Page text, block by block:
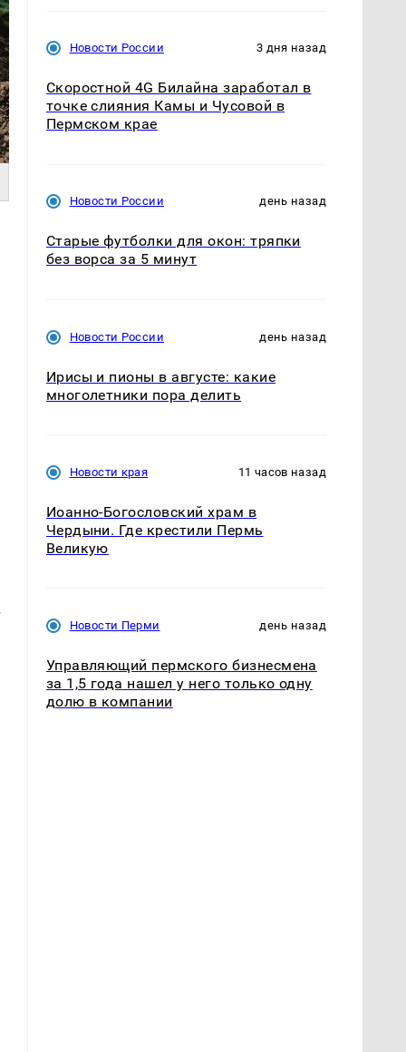
Новости России 3 дня назад
Скоростной 4G Билайна заработал в
точке слияния Камы и Чусовой в
Пермском крае
Новости России день назад
Старые футболки для окон: тряпки
без ворса за 5 минут
Новости России день назад
Ирисы и пионы в августе: какие
многолетники пора делить
Новости края 11 часов назад
Иоанно-Богословский храм в
Чердыни. Где крестили Пермь
Великую
Новости Перми день назад
Управляющий пермского бизнесмена
за 1,5 года нашел у него только одну
долю в компании